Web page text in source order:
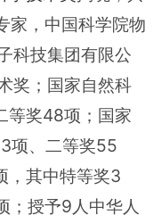
家，中国科学院物
科技集团有限公
奖；国家自然科
等奖48项；国家
项、二等奖55
，其中特等奖3
；授予9人中华人